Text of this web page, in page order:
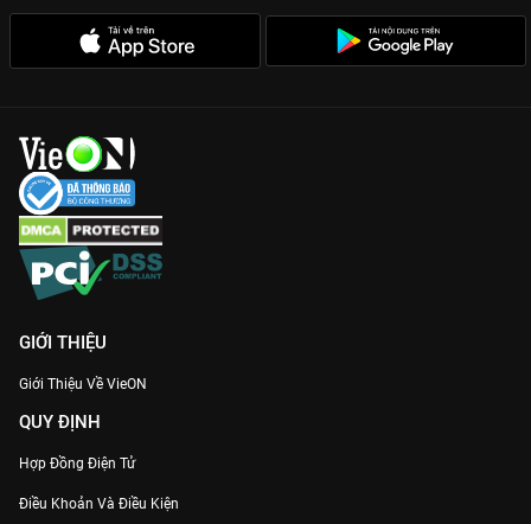
GIỚI THIỆU
Giới Thiệu Về VieON
QUY ĐỊNH
Hợp Đồng Điện Tử
Điều Khoản Và Điều Kiện